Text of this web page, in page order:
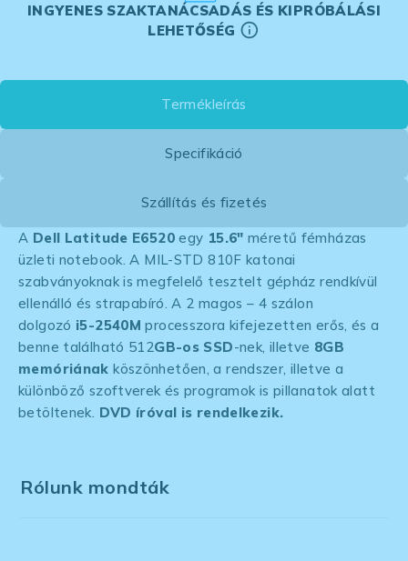
INGYENES SZAKTANÁCSADÁS ÉS KIPRÓBÁLÁSI
LEHETŐSÉG
Termékleírás
Specifikáció
Szállítás és fizetés
A Dell Latitude E6520egy 15.6″ méretű fémházas
üzleti notebook. A MIL-STD 810F katonai
szabványoknak is megfelelő tesztelt gépház rendkívül
ellenálló és strapabíró. A 2 magos – 4 szálon
dolgozó i5-2540Mprocesszora kifejezetten erős, és a
benne található 512GB-os SSD-nek, illetve 8GB
memóriának köszönhetően, a rendszer, illetve a
különböző szoftverek és programok is pillanatok alatt
betöltenek. DVD íróval is rendelkezik.
Rólunk mondták